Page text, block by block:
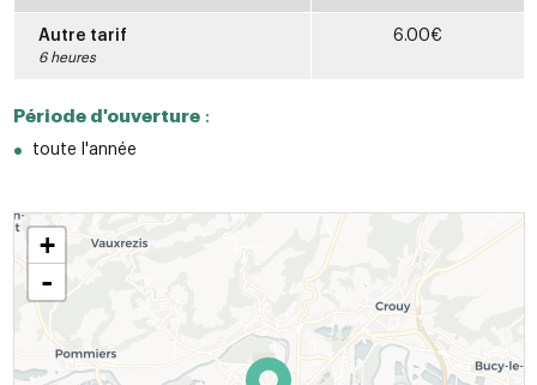
Autre tarif
6 heures
6.00€
Période d'ouverture:
toute l'année
+
-